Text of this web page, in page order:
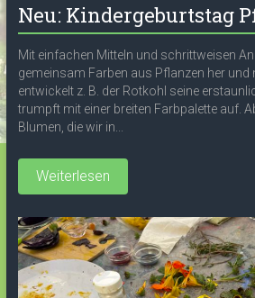
Neu: Kindergeburtstag
Mit einfachen Mitteln und schrittweisen
gemeinsam Farben aus Pflanzen her und
entwickelt z. B. der Rotkohl seine
trumpft mit einer breiten Farbpalette auf.
Blumen, die wir in...
Weiterlesen